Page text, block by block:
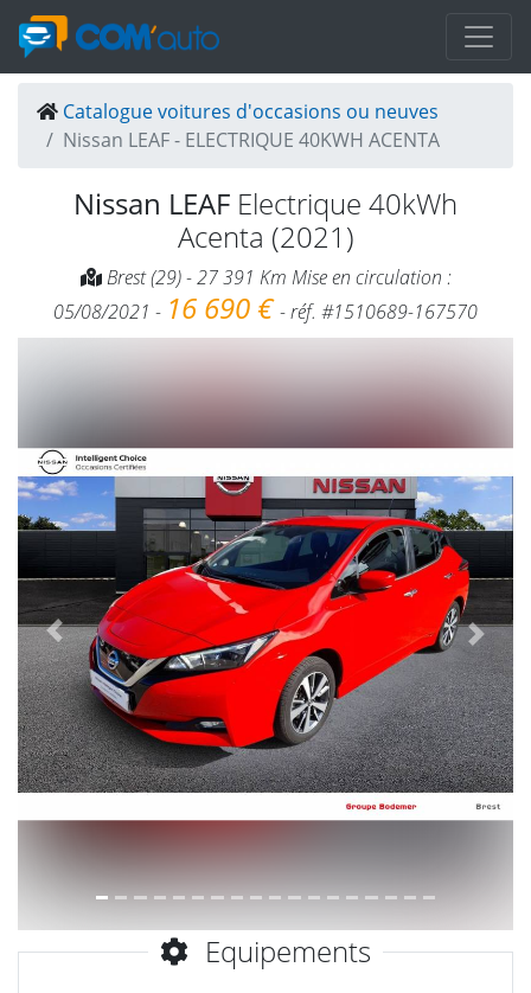
Catalogue voitures d'occasions ou neuves
Nissan LEAF - ELECTRIQUE 40KWH ACENTA
Nissan LEAF Electrique 40kWh
Acenta (2021)
Brest (29) - 27 391 Km Mise en circulation :
05/08/2021 - 16 690 €- réf. #1510689-167570
Précèdent
Equipements